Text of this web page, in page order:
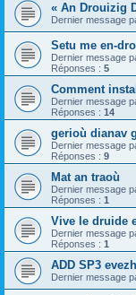
« An Drouizig
Dernier message
Setu me en-
Dernier message
Réponses : 5
Comment
Dernier message
Réponses : 14
gerioù dianav
Dernier message
Réponses : 9
Mat an traoù
Dernier message
Réponses : 1
Vive le druide
Dernier message
Réponses : 1
ADD SP3
Dernier message